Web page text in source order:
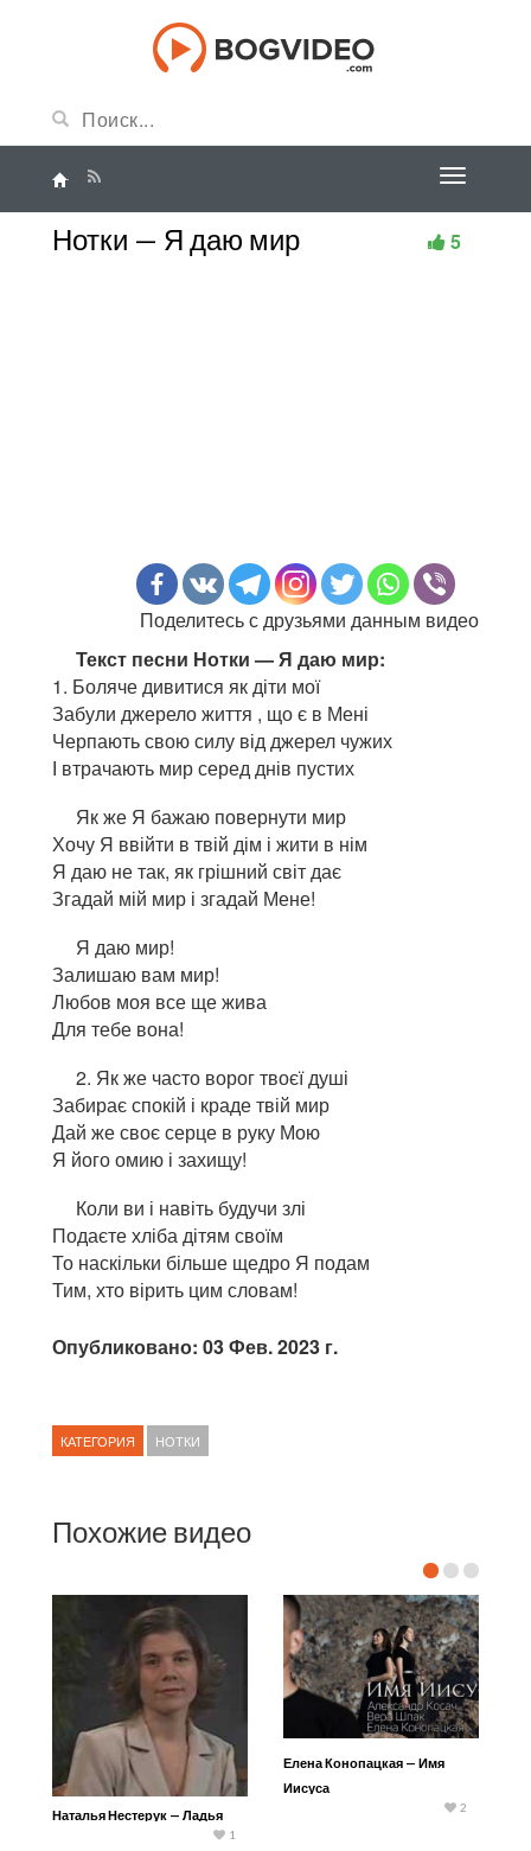
Нотки — Я даю мир 5
Поделитесь с друзьями данным видео
Текст песни Нотки — Я даю мир:
1. Боляче дивитися як діти мої
Забули джерело життя , що є в Мені
Черпають свою силу від джерел чужих
І втрачають мир серед днів пустих
Як же Я бажаю повернути мир
Хочу Я ввійти в твій дім і жити в нім
Я даю не так, як грішний світ дає
Згадай мій мир і згадай Мене!
Я даю мир!
Залишаю вам мир!
Любов моя все ще жива
Для тебе вона!
2. Як же часто ворог твоєї душі
Забирає спокій і краде твій мир
Дай же своє серце в руку Мою
Я його омию і захищу!
Коли ви і навіть будучи злі
Подаєте хліба дітям своїм
То наскільки більше щедро Я подам
Тим, хто вірить цим словам!
Опубликовано: 03 Фев. 2023 г.
КАТЕГОРИЯ НОТКИ
Похожие видео
Наталья Нестерук — Ладья
1
Елена Конопацкая — Имя
Иисуса
2